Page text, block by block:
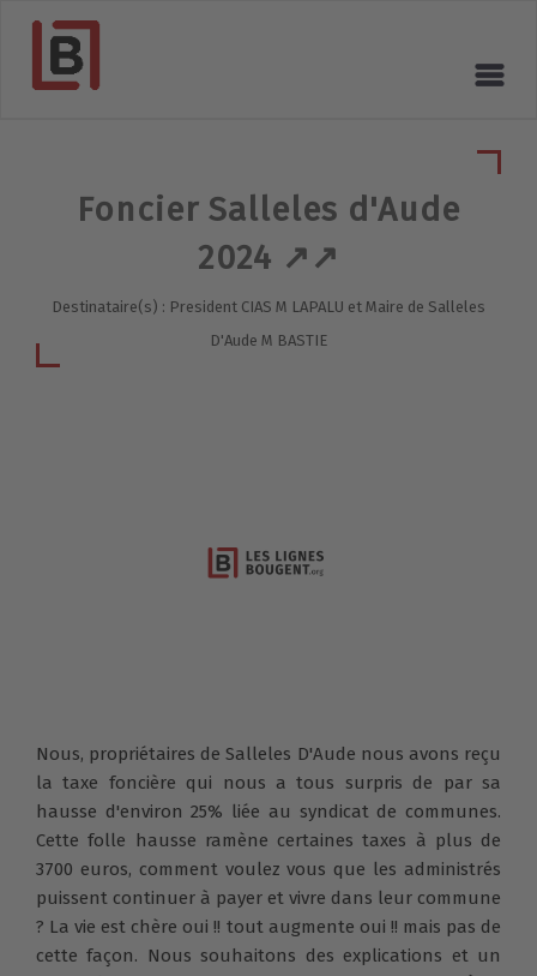
Foncier Salleles d'Aude
2024 ↗️↗️
Destinataire(s) : President CIAS M LAPALU et Maire de Salleles
D'Aude M BASTIE
Nous, propriétaires de Salleles D'Aude nous avons reçu
la taxe foncière qui nous a tous surpris de par sa
hausse d'environ 25% liée au syndicat de communes.
Cette folle hausse ramène certaines taxes à plus de
3700 euros, comment voulez vous que les administrés
puissent continuer à payer et vivre dans leur commune
? La vie est chère oui !! tout augmente oui !! mais pas de
cette façon. Nous souhaitons des explications et un